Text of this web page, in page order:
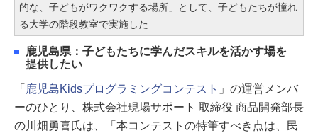
的な、子どもがワクワクする場所」として、子どもたちが憧れ
る大学の階段教室で実施した
鹿児島県：子どもたちに学んだスキルを活かす場を
提供したい
「 鹿児島Kidsプログラミングコンテスト 」の運営メンバ
ーのひとり、株式会社現場サポート 取締役 商品開発部長
の川畑勇喜氏は、「本コンテストの特筆すべき点は、民